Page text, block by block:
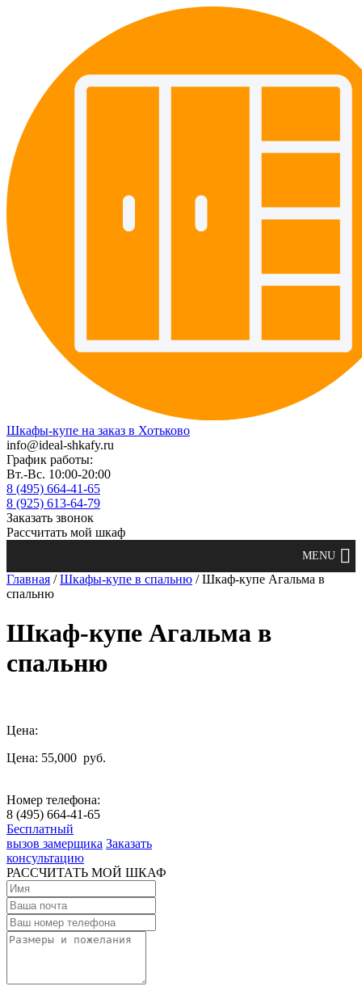
Шкафы-купе на заказ в Хотьково
info@ideal-shkafy.ru
График работы:
Вт.-Вс. 10:00-20:00
8 (495) 664-41-65
8 (925) 613-64-79
Заказать звонок
Рассчитать мой шкаф
Главная /Шкафы-купе в спальню / Шкаф-купе Агальма в
спальню
Шкаф-купе Агальма в
спальню
Цена:
Цена: 55,000 руб.
Номер телефона:
8 (495) 664-41-65
Бесплатный
вызов замерщика Заказать
консультацию
РАССЧИТАТЬ МОЙ ШКАФ